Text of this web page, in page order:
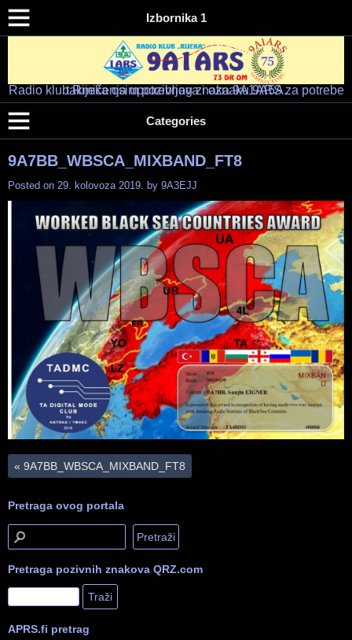
Izbornika 1
Radio klub "RIJEKA" – 9A1ARS – 9A5A
HAM RADIO KLUB RIJEKA
Radio klub Rijeka osim pozivnog znaka 9A1ARS za potrebe takmičenja upotrebljava i oznaku 9A5A.
Categories
9A7BB_WBSCA_MIXBAND_FT8
Posted on 29. kolovoza 2019. by 9A3EJJ
« 9A7BB_WBSCA_MIXBAND_FT8
Pretraga ovog portala
Pretraga pozivnih znakova QRZ.com
APRS.fi pretrag